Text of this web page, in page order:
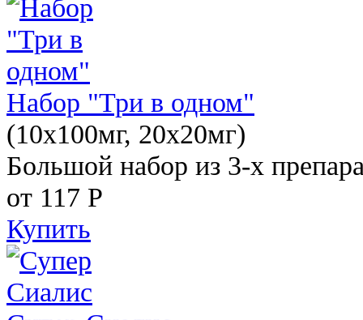
Набор "Три в одном"
(10x100мг, 20x20мг)
Большой набор из 3-х
от 117 Р
Купить